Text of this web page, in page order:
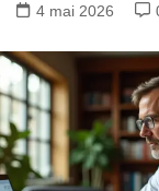
4 mai 2026